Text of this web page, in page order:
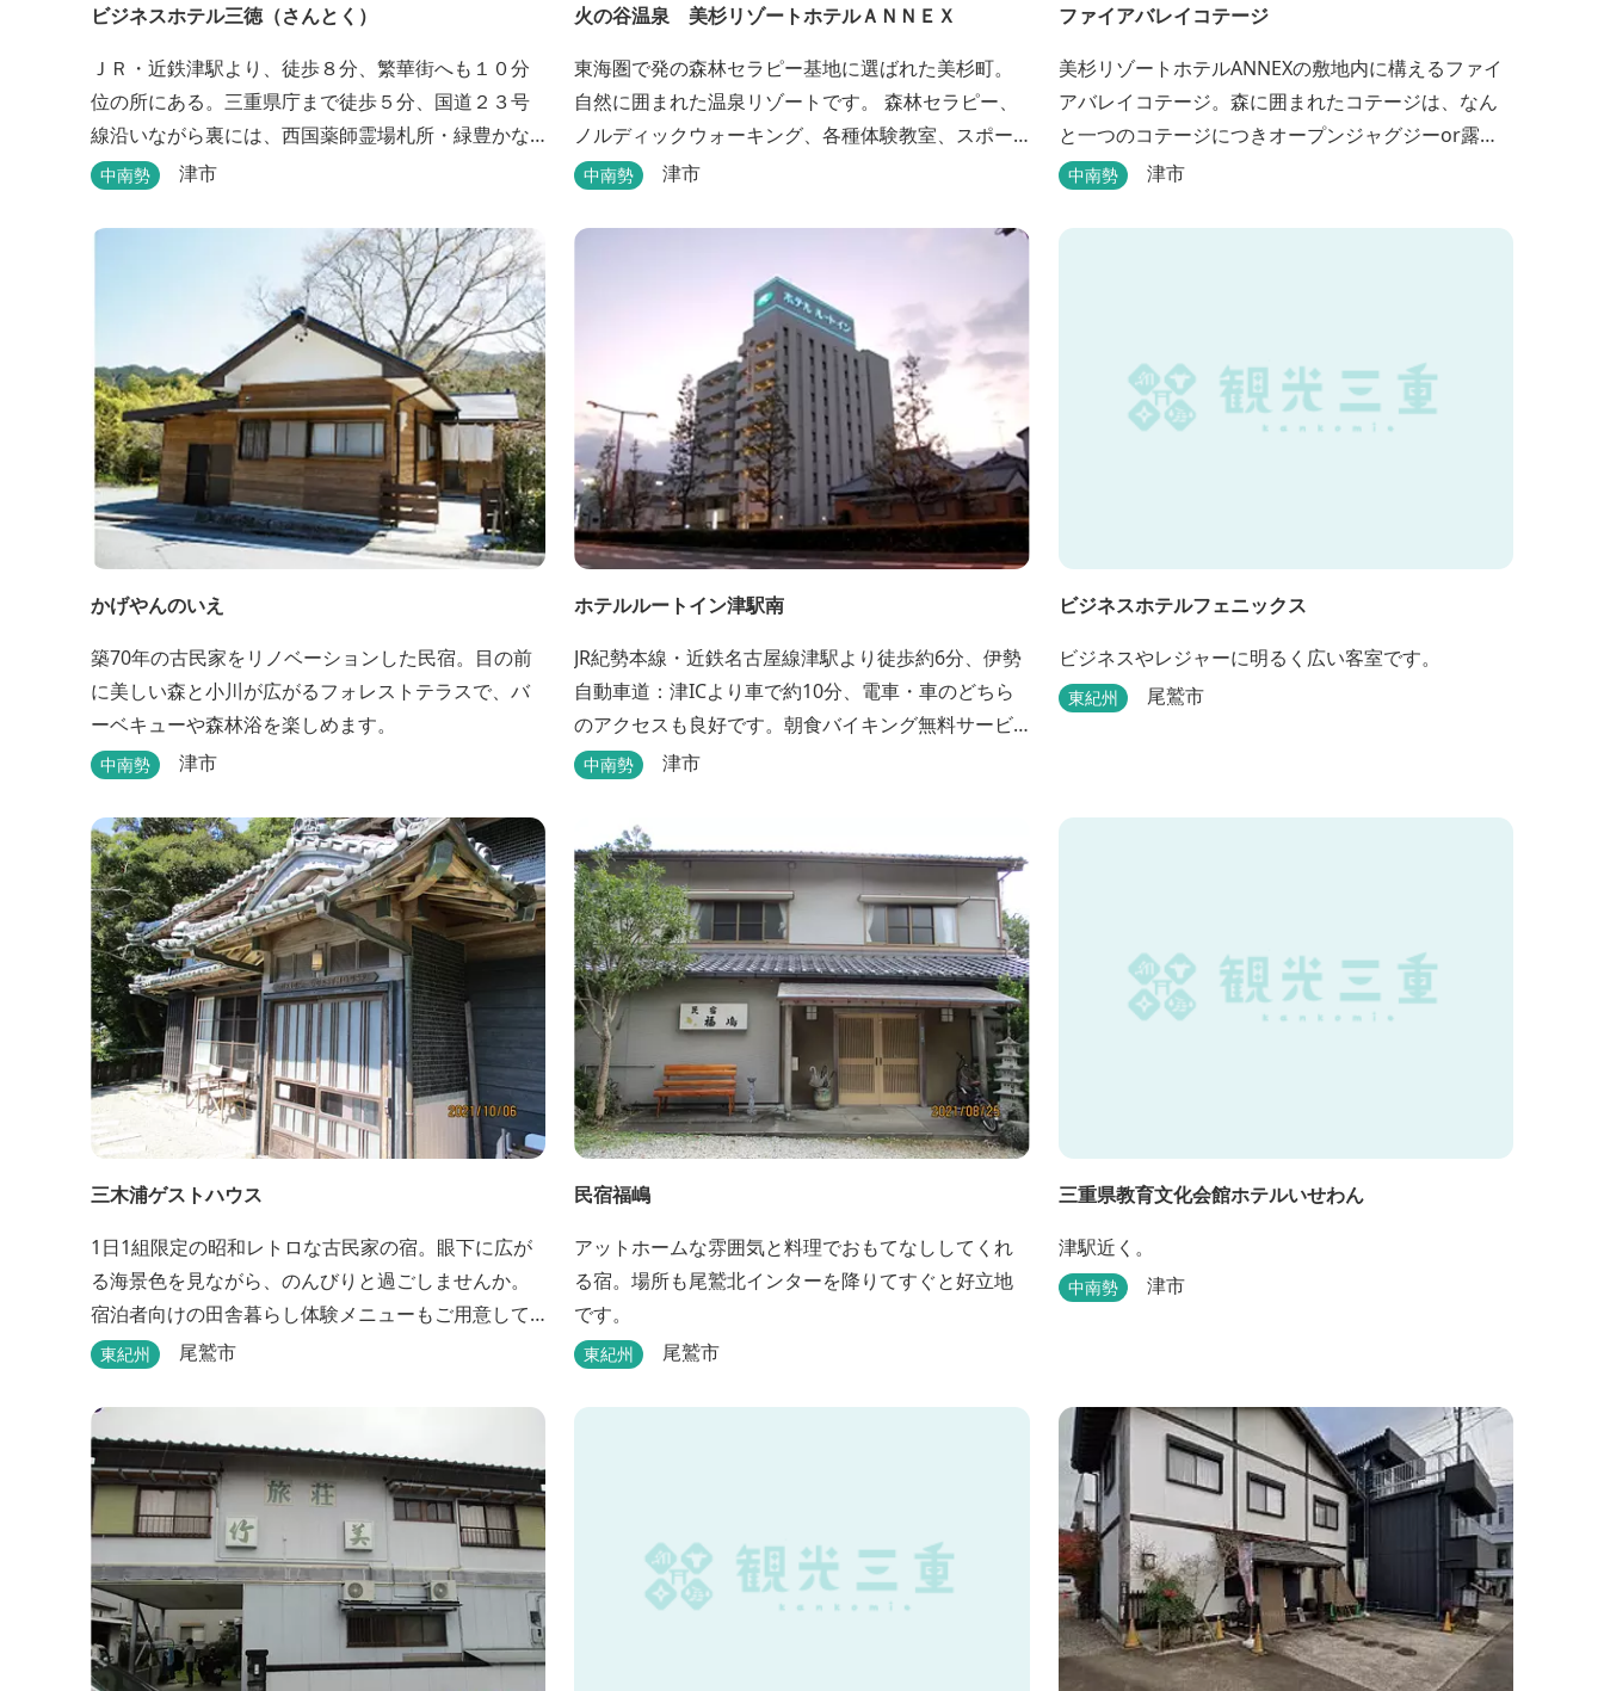
ビジネスホテル三徳（さんとく）
ＪＲ・近鉄津駅より、徒歩８分、繁華街へも１０分
位の所にある。三重県庁まで徒歩５分、国道２３号
線沿いながら裏には、西国薬師霊場札所・緑豊かな
曹洞常の中本山。津市で一番古いお寺と言われる塔
中南勢 津市
火の谷温泉 美杉リゾートホテルＡＮＮＥＸ
東海圏で発の森林セラピー基地に選ばれた美杉町。
自然に囲まれた温泉リゾートです。 森林セラピー、
ノルディックウォーキング、各種体験教室、スポー
ツ、グルメ、湯遊び、自然探検思いのまま。思いき
和洋バイキングに豪華会席料理。バイキングでは、
中南勢 津市
ファイアバレイコテージ
美杉リゾートホテルANNEXの敷地内に構えるファイ
アバレイコテージ。森に囲まれたコテージは、なん
と一つのコテージにつきオープンジャグジーor露天
風呂が備え付けてある。あなただけの特別な時間を
中南勢 津市
かげやんのいえ
築70年の古民家をリノベーションした民宿。目の前
に美しい森と小川が広がるフォレストテラスで、バ
ーベキューや森林浴を楽しめます。
中南勢 津市
ホテルルートイン津駅南
JR紀勢本線・近鉄名古屋線津駅より徒歩約6分、伊勢
自動車道：津ICより車で約10分、電車・車のどちら
のアクセスも良好です。朝食バイキング無料サービ
ス、大浴場完備、平面駐車場40台・立体駐車場34
ける快適なホテルライフをご提供します。
中南勢 津市
ビジネスホテルフェニックス
ビジネスやレジャーに明るく広い客室です。
東紀州 尾鷲市
三木浦ゲストハウス
1日1組限定の昭和レトロな古民家の宿。眼下に広が
る海景色を見ながら、のんびりと過ごしませんか。
宿泊者向けの田舎暮らし体験メニューもご用意して
います。
東紀州 尾鷲市
民宿福嶋
アットホームな雰囲気と料理でおもてなししてくれ
る宿。場所も尾鷲北インターを降りてすぐと好立地
です。
東紀州 尾鷲市
三重県教育文化会館ホテルいせわん
津駅近く。
中南勢 津市